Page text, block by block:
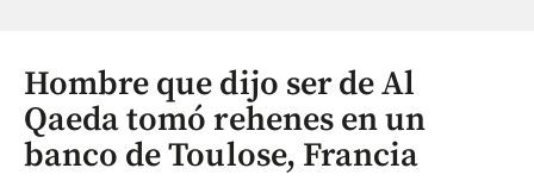
Hombre que dijo ser de Al
Qaeda tomó rehenes en un
banco de Toulose, Francia